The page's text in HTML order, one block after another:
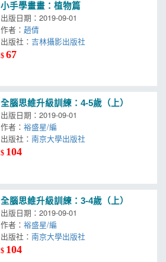
小手學畫畫：植物篇
出版日期：2019-09-01
作者：趙倩
出版社：吉林攝影出版社
$67
全腦思維升級訓練：4-5歲（上）
出版日期：2019-09-01
作者：裕盛星/編
出版社：南京大學出版社
$ 104
全腦思維升級訓練：3-4歲（上）
出版日期：2019-09-01
作者：裕盛星/編
出版社：南京大學出版社
$ 104